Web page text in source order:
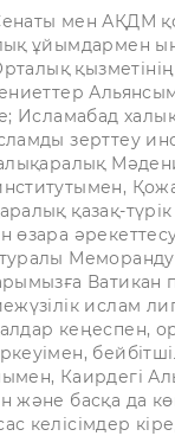
мен АҚДМ
ұйымдармен
Исламабад
зерттеу
қазақ-түрік
өзара
Ватикан
ислам
кеңеспен,
Каирдегі
және басқа да
келісімдер